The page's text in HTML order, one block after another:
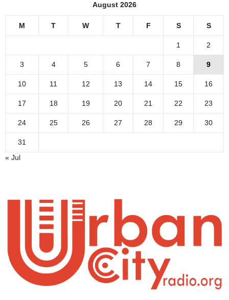
August 2026
M T W T F S S
1 2
3 4 5 6 7 8 9
10 11 12 13 14 15 16
17 18 19 20 21 22 23
24 25 26 27 28 29 30
31
« Jul